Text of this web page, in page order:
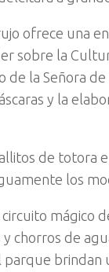
ofrece una
sobre la
la Señora de
y la
de totora
los
mágico
chorros de
parque brindan